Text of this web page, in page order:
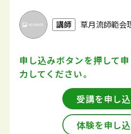
講師 草月流師範会
申し込みボタンを押して
力してください。
受講を申し
体験を申し